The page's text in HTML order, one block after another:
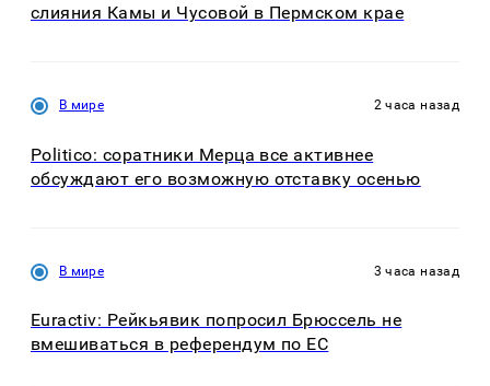
слияния Камы и Чусовой в Пермском крае
В мире 2 часа назад
Politico: соратники Мерца все активнее
обсуждают его возможную отставку осенью
В мире 3 часа назад
Euractiv: Рейкьявик попросил Брюссель не
вмешиваться в референдум по ЕС